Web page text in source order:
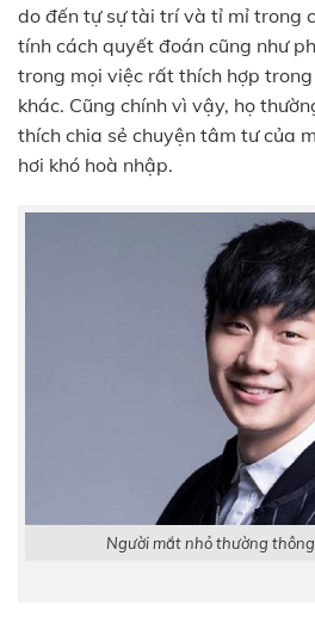
do đến tự sự tài trí và tỉ mỉ trong
tính cách quyết đoán cũng như
trong mọi việc rất thích hợp
khác. Cũng chính vì vậy, họ
thích chia sẻ chuyện tâm tư của
hơi khó hoà nhập.
Người mắt nhỏ thường